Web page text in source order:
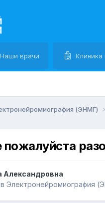
Наши врачи
(ЭНМГ)
Александровна
в Электронейромиография